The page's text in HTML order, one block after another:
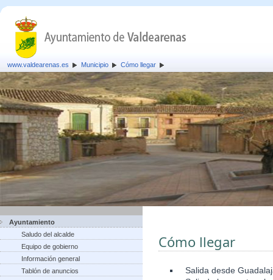
www.valdearenas.es Municipio Cómo llegar
Ayuntamiento
Saludo del alcalde
Equipo de gobierno
Información general
Tablón de anuncios
Cómo llegar
Salida desde